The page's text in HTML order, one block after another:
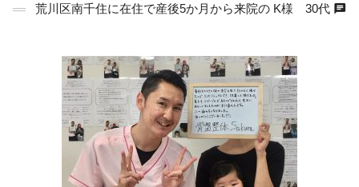
荒川区南千住に在住で産後5か月から来院の K様 30代 chat